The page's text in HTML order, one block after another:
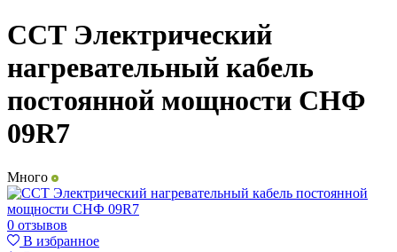
ССТ Электрический
нагревательный кабель
постоянной мощности СНФ
09R7
Много
0 отзывов
В избранное